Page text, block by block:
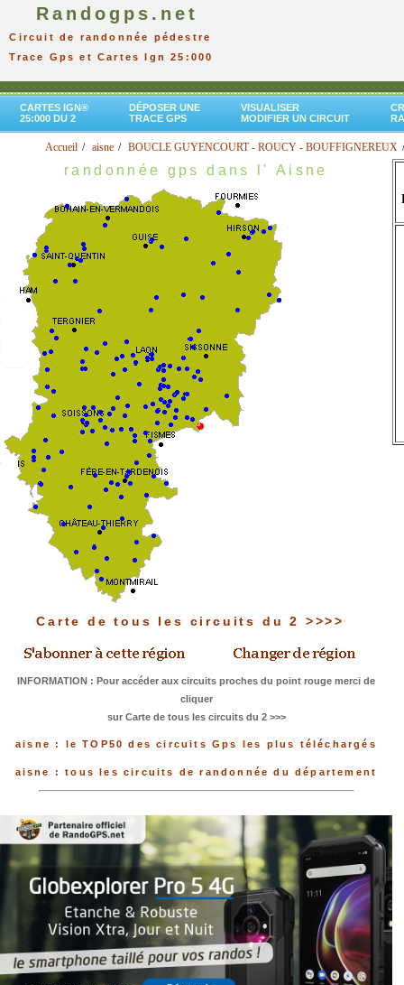
Randogps.net
Circuit de randonnée pédestre
Trace Gps et Cartes Ign 25:000
CARTES IGN®
25:000 DU 2
DÉPOSER UNE
TRACE GPS
VISUALISER
MODIFIER UN CIRCUIT
Accueil aisne BOUCLE GUYENCOURT - ROUCY - BOUFFIGNEREUX
randonnée gps dans l' Aisne
Carte de tous les circuits du 2 >>>>
INFORMATION : Pour accéder aux circuits proches du point rouge merci de
cliquer
sur Carte de tous les circuits du 2 >>>
aisne : le TOP50 des circuits Gps les plus téléchargés
aisne : tous les circuits de randonnée du département